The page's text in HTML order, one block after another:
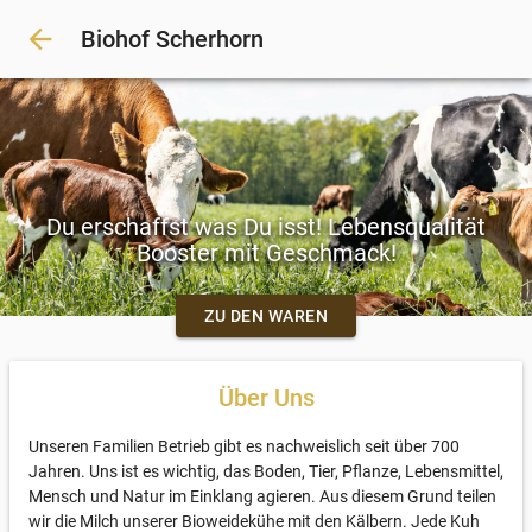
arrow_back Biohof Scherhorn
Du erschaffst was Du isst! Lebensqualität
Booster mit Geschmack!
ZU DEN WAREN
Über Uns
Unseren Familien Betrieb gibt es nachweislich seit über 700
Jahren. Uns ist es wichtig, das Boden, Tier, Pflanze, Lebensmittel,
Mensch und Natur im Einklang agieren. Aus diesem Grund teilen
wir die Milch unserer Bioweidekühe mit den Kälbern. Jede Kuh